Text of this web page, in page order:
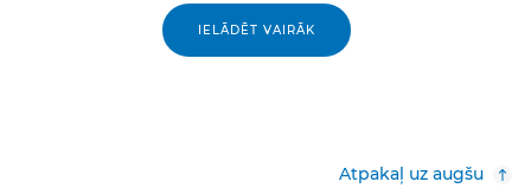
IELĀDĒT VAIRĀK
Atpakaļ uz augšu